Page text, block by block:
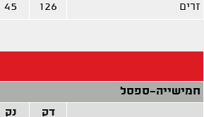
זרים
126
45
חמישייה-ספסל
דק
נק